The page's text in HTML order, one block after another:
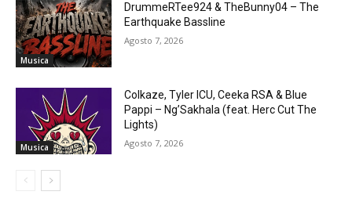
Musica
DrummeRTee924 & TheBunny04 – The
Earthquake Bassline
Agosto 7, 2026
Musica
Colkaze, Tyler ICU, Ceeka RSA & Blue
Pappi – Ng’Sakhala (feat. Herc Cut The
Lights)
Agosto 7, 2026